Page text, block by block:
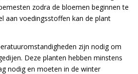
zodra de bloemen beginnen te
aan voedingsstoffen kan de plant
zijn nodig om
Deze planten hebben minstens
nodig en moeten in de winter